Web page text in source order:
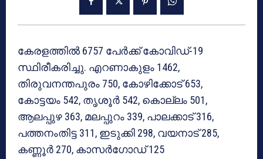
കേരളത്തില്‍ 6757 പേര്‍ക്ക് കോവിഡ്-19
സ്ഥിരീകരിച്ചു. എറണാകുളം 1462,
തിരുവനന്തപുരം 750, കോഴിക്കോട് 653,
കോട്ടയം 542, തൃശൂര്‍ 542, കൊല്ലം 501,
ആലപ്പുഴ 363, മലപ്പുറം 339, പാലക്കാട് 316,
പത്തനംതിട്ട 311, ഇടുക്കി 298, വയനാട് 285,
കണ്ണൂര്‍ 270, കാസര്‍ഗോഡ് 125